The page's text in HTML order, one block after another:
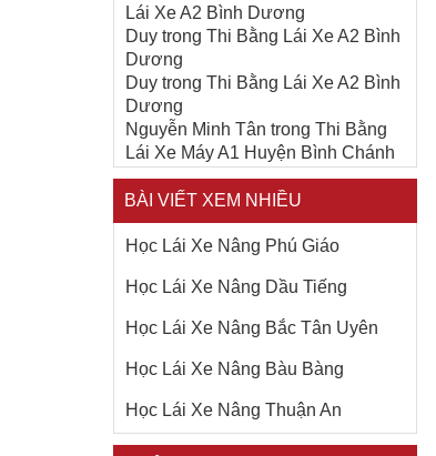
Lái Xe A2 Bình Dương
Duy trong Thi Bằng Lái Xe A2 Bình
Dương
Duy trong Thi Bằng Lái Xe A2 Bình
Dương
Nguyễn Minh Tân trong Thi Bằng
Lái Xe Máy A1 Huyện Bình Chánh
BÀI VIẾT XEM NHIỀU
Học Lái Xe Nâng Phú Giáo
Học Lái Xe Nâng Dầu Tiếng
Học Lái Xe Nâng Bắc Tân Uyên
Học Lái Xe Nâng Bàu Bàng
Học Lái Xe Nâng Thuận An